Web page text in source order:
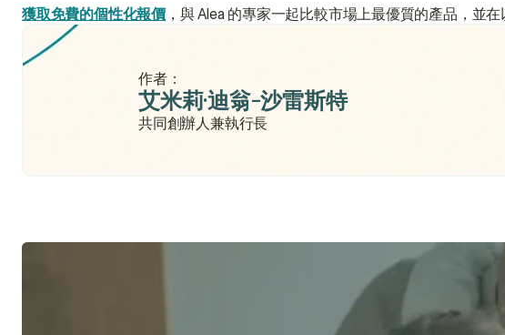
獲取免費的個性化報價，與 Alea 的專家一起比較市場上最優質的產品，並
作者：
艾米莉·迪翁-沙雷斯特
共同創辦人兼執行長